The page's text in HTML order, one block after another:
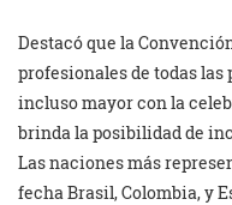
Destacó que la
profesionales de todas
incluso mayor con la
brinda la posibilidad de
Las naciones más
fecha Brasil, Colombia, y